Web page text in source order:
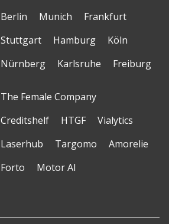
Berlin Munich
Frankfurt
Stuttgart
Hamburg
Köln
Nürnberg
Karlsruhe Freiburg
The Female Company
Creditshelf
HTGF
Vialytics
Laserhub
Targomo
Amorelie
Forto
Motor AI